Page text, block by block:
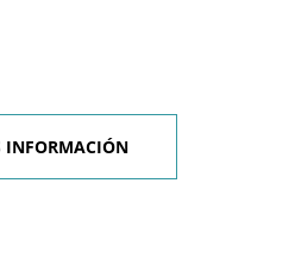
INFORMACIÓN